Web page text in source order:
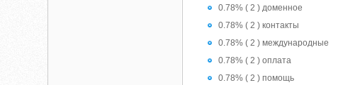
0.78% ( 2 ) доменное
0.78% ( 2 ) контакты
0.78% ( 2 ) международные
0.78% ( 2 ) оплата
0.78% ( 2 ) помощь